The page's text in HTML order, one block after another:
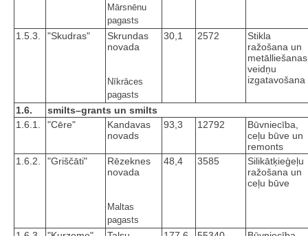
Mārsnēnu
pagasts
1.5.3. "Skudras"
Skrundas
novada
Nīkrāces
pagasts
30,1 2572
Stikla
ražošana un
metālliešanas
veidņu
izgatavošana
1.6.
smilts–grants un smilts
1.6.1.
"Cēre"
Kandavas
novads
93,3 12792
Būvniecība,
ceļu būve un
remonts
1.6.2.
"Griščāti"
Rēzeknes
novada
Maltas
pagasts
48,4 3585
Silikātķieģeļu
ražošana un
ceļu būve